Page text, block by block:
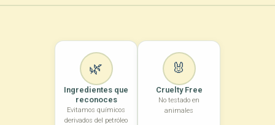
Modo de uso:
🌿
Ingredientes que
reconoces
Evitamos químicos
derivados del petróleo
🐰
Cruelty Free
No testado en
animales